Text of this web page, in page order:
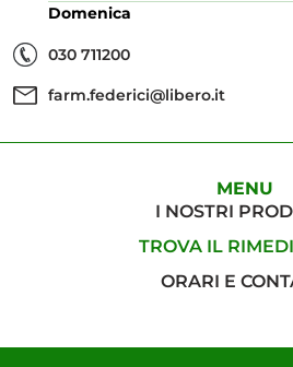
Domenica
030 711200
farm.federici@libero.it
MENU
I NOSTRI
TROVA IL
ORARI E